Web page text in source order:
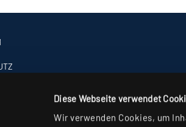
Diese Webseite verwendet
Wir verwenden Cookies, um